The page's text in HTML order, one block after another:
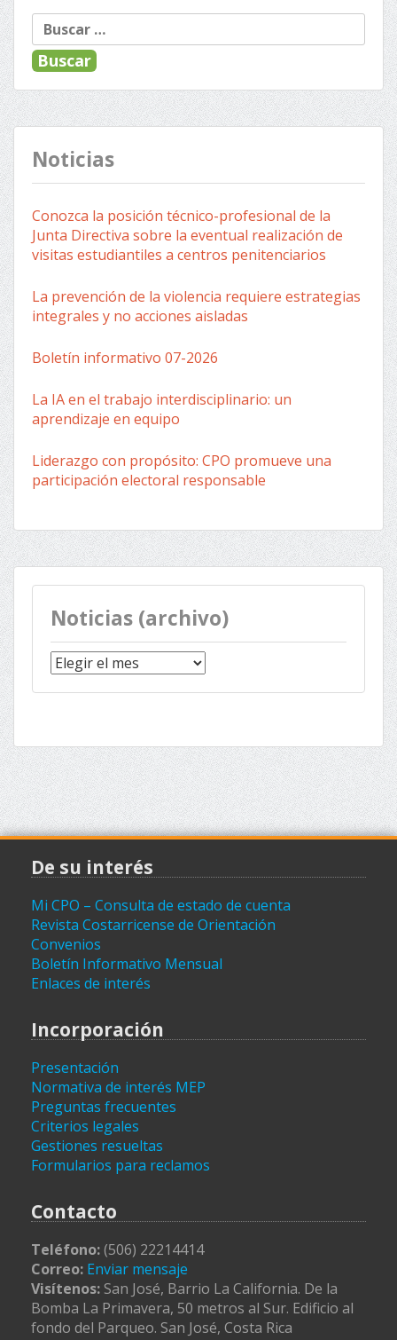
Navegación
de
entradas
Buscar:
Noticias
Conozca la posición técnico-profesional de la
Junta Directiva sobre la eventual realización de
visitas estudiantiles a centros penitenciarios
La prevención de la violencia requiere estrategias
integrales y no acciones aisladas
Boletín informativo 07-2026
La IA en el trabajo interdisciplinario: un
aprendizaje en equipo
Liderazgo con propósito: CPO promueve una
participación electoral responsable
Noticias (archivo)
Noticias
(archivo)
De su interés
Mi CPO – Consulta de estado de cuenta
Revista Costarricense de Orientación
Convenios
Boletín Informativo Mensual
Enlaces de interés
Incorporación
Presentación
Normativa de interés MEP
Preguntas frecuentes
Criterios legales
Gestiones resueltas
Formularios para reclamos
Contacto
Teléfono:(506) 22214414
Correo: Enviar mensaje
Visítenos: San José, Barrio La California. De la
Bomba La Primavera, 50 metros al Sur. Edificio al
fondo del Parqueo. San José, Costa Rica